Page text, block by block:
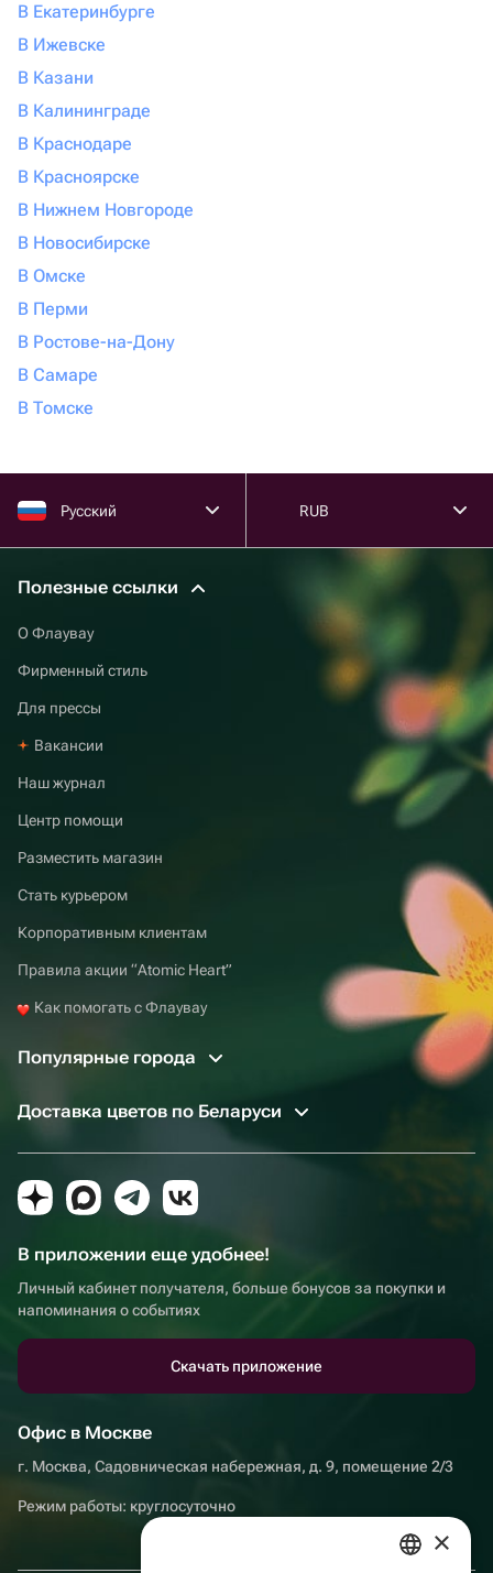
В Екатеринбурге
В Ижевске
В Казани
В Калининграде
В Краснодаре
В Красноярске
В Нижнем Новгороде
В Новосибирске
В Омске
В Перми
В Ростове-на-Дону
В Самаре
В Томске
Русский RUB
Полезные ссылки
О Флаувау
Фирменный стиль
Для прессы
Вакансии
Наш журнал
Центр помощи
Разместить магазин
Стать курьером
Корпоративным клиентам
Правила акции “Atomic Heart”
Как помогать с Флаувау
Популярные города
Доставка цветов по Беларуси
В приложении еще удобнее!
Личный кабинет получателя, больше бонусов за покупки и
напоминания о событиях
Скачать приложение
Офис в Москве
г. Москва, Садовническая набережная, д. 9, помещение 2/3
Режим работы: круглосуточно
×